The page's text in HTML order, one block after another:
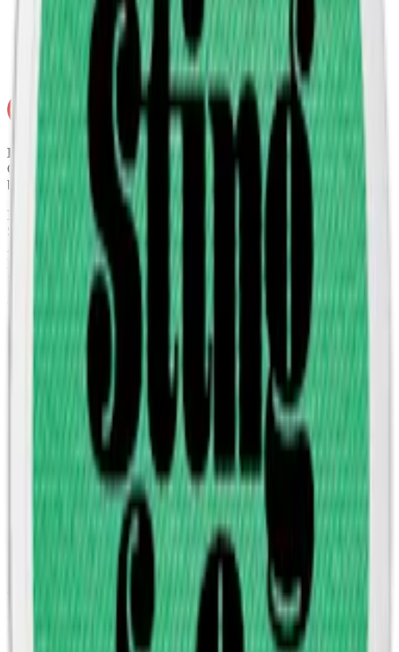
normalstarkt
Format/storlek:
slim
Ej för personer under 18 år.
Coco Mighty Fresh 4 innehåller nikotin som är ett mycket
beroendeframkallande ämne.
Ingredienser: Kokosnötsfiber, Ekologisk Certifierad Palm Olja,
Sötningsmedel (E967), Vegetabilisk Glycerin, Vatten, Naturliga
Aromer, Nikotin, Surhetsreglerande medel (E500),
Konserveringsmedel (E210), Stabiliseringsmedel (E415),
Sötningsmedel (E960a), Salt.
Om Coco Mighty Mango
med en tropisk smakprofil
där söt och saftig mango står i centrum. Den fruktiga karaktären
kombineras med en lätt friskhet som ger en balanserad och modern
smakupplevelse.
Produkten kommer från varumärket Coco och tillverkas av
SpectrumLeaf AB (Voon Innovation / SpectrumLeaf). Det slimma
formatet ger en diskret passform under läppen, medan den normala
fuktnivån bidrar till en jämn och stabil frisättning av smak och
nikotin utan att rinna.
Med 9,4 mg nikotin per prilla erbjuder denna variant en stark och
tydlig upplevelse, anpassad för dig som söker mer kraft i
kombination med en fruktig smakprofil.
Information om varumärket Coco